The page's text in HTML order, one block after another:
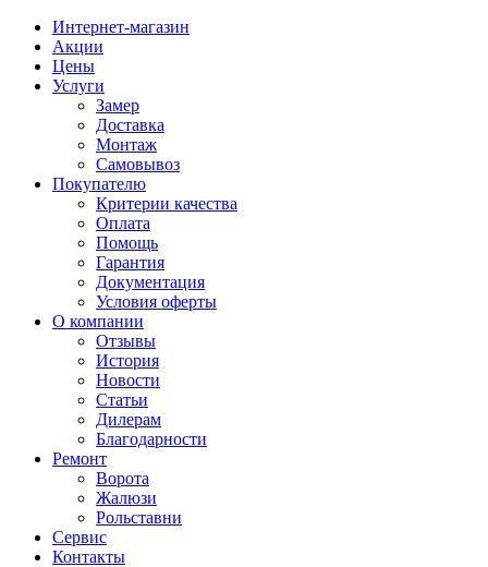
Интернет-магазин
Акции
Цены
Услуги
Замер
Доставка
Монтаж
Самовывоз
Покупателю
Критерии качества
Оплата
Помощь
Гарантия
Документация
Условия оферты
О компании
Отзывы
История
Новости
Статьи
Дилерам
Благодарности
Ремонт
Ворота
Жалюзи
Рольставни
Сервис
Контакты